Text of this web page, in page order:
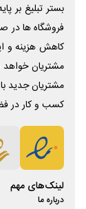
بستر تبلیغ بر
فروشگاه ها در
کاهش هزینه و
مشتریان
مشتریان جدید
کسب و کار در
لینک‌های مهم
درباره ما